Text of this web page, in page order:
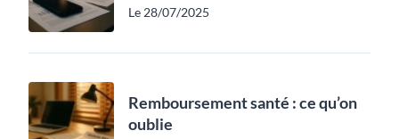
Le 28/07/2025
Remboursement santé : ce qu’on
oublie